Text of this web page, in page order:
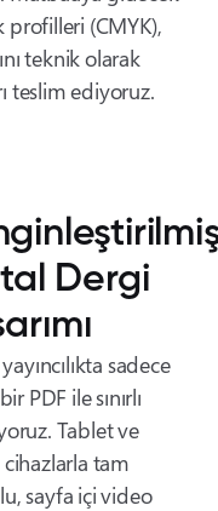
(CMYK),
teknik olarak
teslim ediyoruz.
Dergi
sadece
PDF ile sınırlı
Tablet ve
tam
sayfa içi video